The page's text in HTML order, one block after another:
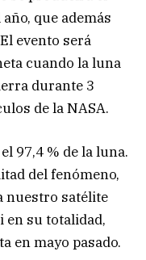
que además
evento será
cuando la luna
durante 3
de la NASA.
97,4 % de la luna.
del fenómeno,
nuestro satélite
su totalidad,
en mayo pasado.